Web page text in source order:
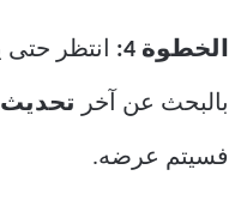
الخطوة 4:
بالبحث عن آخر تحديث
فسيتم عرضه.